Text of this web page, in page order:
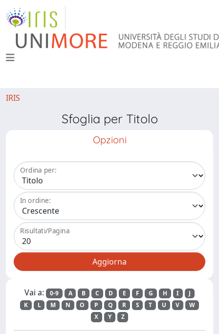
IRIS
Sfoglia per Titolo
Opzioni
Ordina per:
In ordine:
Risultati/Pagina
Vai a: 0-9 A B C D E F G H I
J
K
L M N O P Q R S T U V
W
X
Y Z